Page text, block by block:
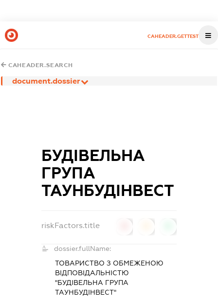
CAHEADER.GETTEST
CAHEADER.SEARCH
document.dossier
БУДІВЕЛЬНА
ГРУПА
ТАУНБУДІНВЕСТ
riskFactors.title
dossier.fullName:
ТОВАРИСТВО З ОБМЕЖЕНОЮ
ВІДПОВІДАЛЬНІСТЮ
"БУДІВЕЛЬНА ГРУПА
ТАУНБУДІНВЕСТ"